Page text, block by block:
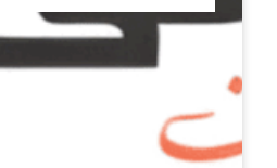
الرواية
نروي لتعرف